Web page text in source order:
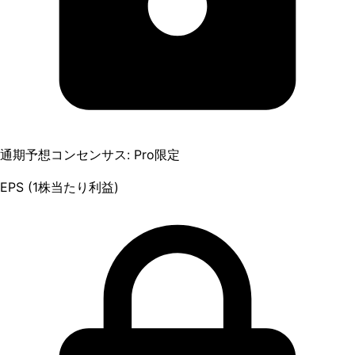
通期予想コンセンサス: Pro限定
EPS (1株当たり利益)